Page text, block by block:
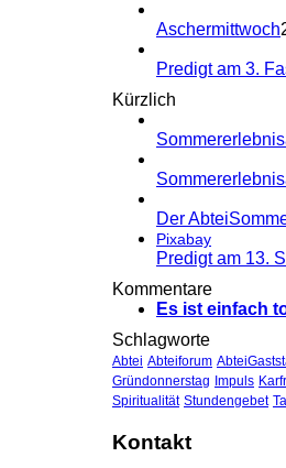
Aschermittwoch
Predigt am 3.
Kürzlich
Der
Pixabay
Predigt am 13.
Kommentare
Es ist einfach
Schlagworte
Abtei Abteiforum
Gründonnerstag Impuls
Spiritualität Stundengebet
Kontakt